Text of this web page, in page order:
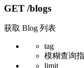
GET /blogs
获取 Blog 列表
tag
模糊查询
limit